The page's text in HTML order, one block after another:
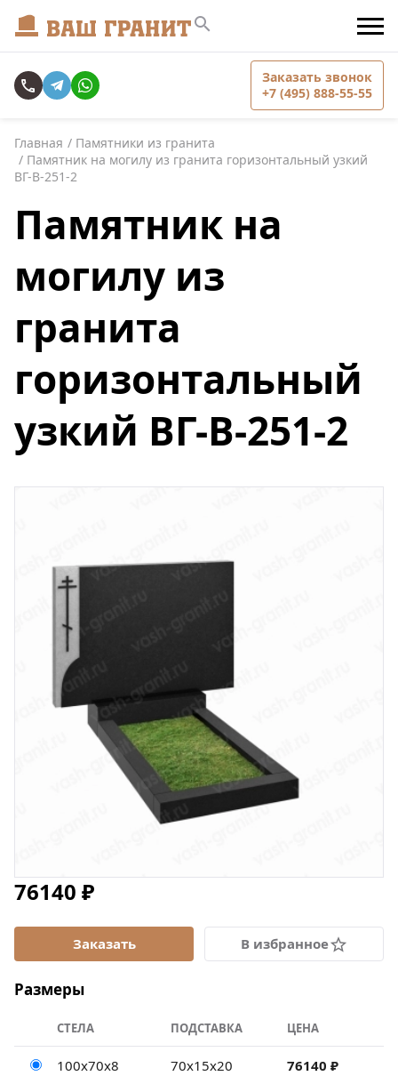
Заказать звонок
+7 (495) 888-55-55
Главная
Памятники из гранита
Памятник на могилу из гранита горизонтальный узкий
ВГ-В-251-2
Памятник на
могилу из
гранита
горизонтальный
узкий ВГ-В-251-2
76140 ₽
В избранное
Размеры
СТЕЛА ПОДСТАВКА ЦЕНА
100х70х8 70х15х20 76140 ₽